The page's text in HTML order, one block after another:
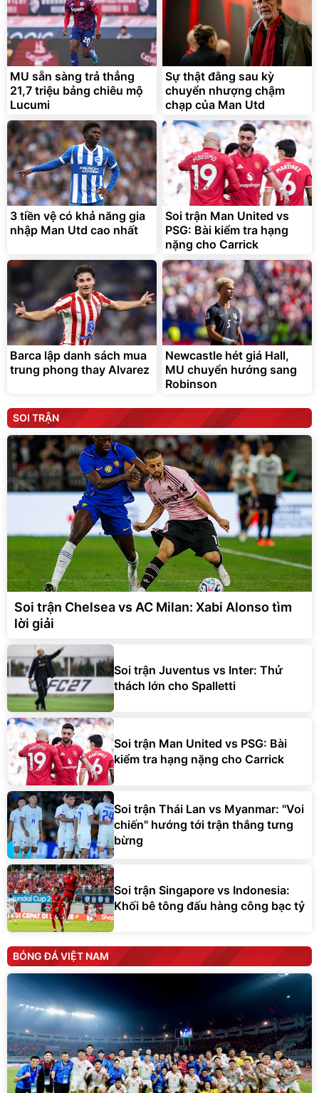
MU sẵn sàng trả thẳng
21,7 triệu bảng chiêu mộ
Lucumi
Sự thật đằng sau kỳ
chuyển nhượng chậm
chạp của Man Utd
3 tiền vệ có khả năng gia
nhập Man Utd cao nhất
Soi trận Man United vs
PSG: Bài kiểm tra hạng
nặng cho Carrick
Barca lập danh sách mua
trung phong thay Alvarez
Newcastle hét giá Hall,
MU chuyển hướng sang
Robinson
SOI TRẬN
Soi trận Chelsea vs AC Milan: Xabi Alonso tìm
lời giải
Soi trận Juventus vs Inter: Thử
thách lớn cho Spalletti
Soi trận Man United vs PSG: Bài
kiểm tra hạng nặng cho Carrick
Soi trận Thái Lan vs Myanmar: "Voi
chiến" hướng tới trận thắng tưng
bừng
Soi trận Singapore vs Indonesia:
Khối bê tông đấu hàng công bạc tỷ
BÓNG ĐÁ VIỆT NAM